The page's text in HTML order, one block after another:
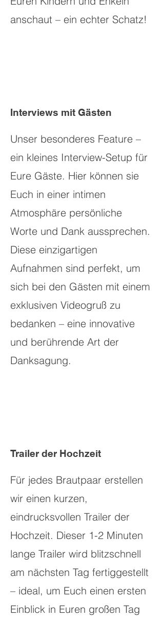
anschaut – ein echter Schatz!
Interviews mit Gästen
Unser besonderes Feature –
ein kleines Interview-Setup für
Eure Gäste. Hier können sie
Euch in einer intimen
Atmosphäre persönliche
Worte und Dank aussprechen.
Diese einzigartigen
Aufnahmen sind perfekt, um
sich bei den Gästen mit einem
exklusiven Videogruß zu
bedanken – eine innovative
und berührende Art der
Danksagung.
Trailer der Hochzeit
Für jedes Brautpaar erstellen
wir einen kurzen,
eindrucksvollen Trailer der
Hochzeit. Dieser 1-2 Minuten
lange Trailer wird blitzschnell
am nächsten Tag fertiggestellt
– ideal, um Euch einen ersten
Einblick in Euren großen Tag